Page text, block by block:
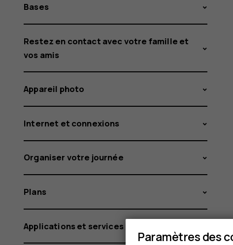
Bases
Restez en contact avec votre famille et
vos amis
Appareil photo
Internet et connexions
Organiser votre journée
Plans
Applications et services
Paramètres des